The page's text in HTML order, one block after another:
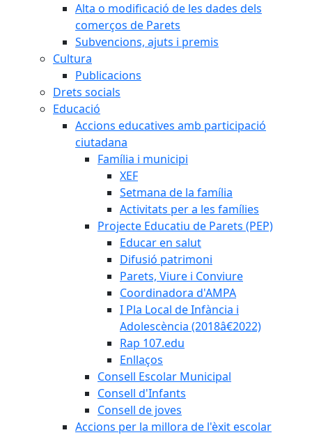
Alta o modificació de les dades dels
comerços de Parets
Subvencions, ajuts i premis
Cultura
Publicacions
Drets socials
Educació
Accions educatives amb participació
ciutadana
Família i municipi
XEF
Setmana de la família
Activitats per a les famílies
Projecte Educatiu de Parets (PEP)
Educar en salut
Difusió patrimoni
Parets, Viure i Conviure
Coordinadora d'AMPA
I Pla Local de Infància i
Adolescència (2018â€2022)
Rap 107.edu
Enllaços
Consell Escolar Municipal
Consell d'Infants
Consell de joves
Accions per la millora de l'èxit escolar